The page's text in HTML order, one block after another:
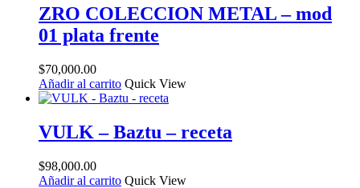
ZRO COLECCION METAL – mod
01 plata frente
$70,000.00
Añadir al carrito Quick View
VULK – Baztu – receta
$98,000.00
Añadir al carrito Quick View